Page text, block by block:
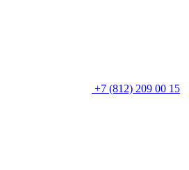
+7 (812) 209 00 15